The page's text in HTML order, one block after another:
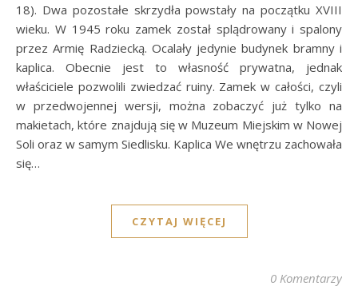
18). Dwa pozostałe skrzydła powstały na początku XVIII
wieku. W 1945 roku zamek został splądrowany i spalony
przez Armię Radziecką. Ocalały jedynie budynek bramny i
kaplica. Obecnie jest to własność prywatna, jednak
właściciele pozwolili zwiedzać ruiny. Zamek w całości, czyli
w przedwojennej wersji, można zobaczyć już tylko na
makietach, które znajdują się w Muzeum Miejskim w Nowej
Soli oraz w samym Siedlisku. Kaplica We wnętrzu zachowała
się…
CZYTAJ WIĘCEJ
0 Komentarzy